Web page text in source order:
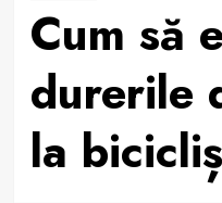
Cum să
durerile
la